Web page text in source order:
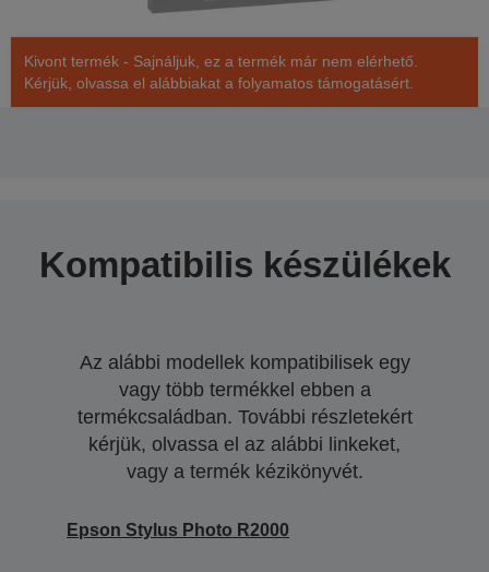
Kivont termék - Sajnáljuk, ez a termék már nem elérhető.
Kérjük, olvassa el alábbiakat a folyamatos támogatásért.
Kompatibilis készülékek
Az alábbi modellek kompatibilisek egy
vagy több termékkel ebben a
termékcsaládban. További részletekért
kérjük, olvassa el az alábbi linkeket,
vagy a termék kézikönyvét.
Epson Stylus Photo R2000